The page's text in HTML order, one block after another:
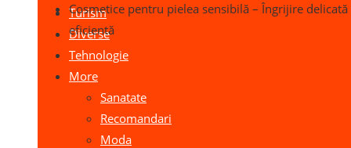
Turism
Diverse
Tehnologie
More
Sanatate
Recomandari
Moda
Cosmetice pentru pielea sensibilă – Îngrijire delicată
eficientă